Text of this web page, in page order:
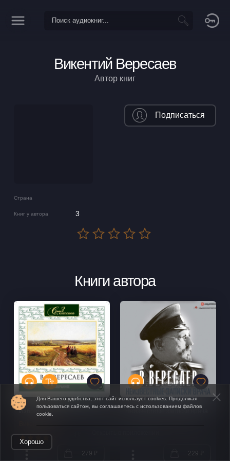
Викентий Вересаев
Автор книг
Страна
Книг у автора 3
Подписаться
Книги автора
Избранное
279 ₽
Неизвестные записки врача
229 ₽
Для Вашего удобства, этот сайт использует cookies. Продолжая
пользоваться сайтом, вы соглашаетесь с использованием файлов
cookie.
Хорошо